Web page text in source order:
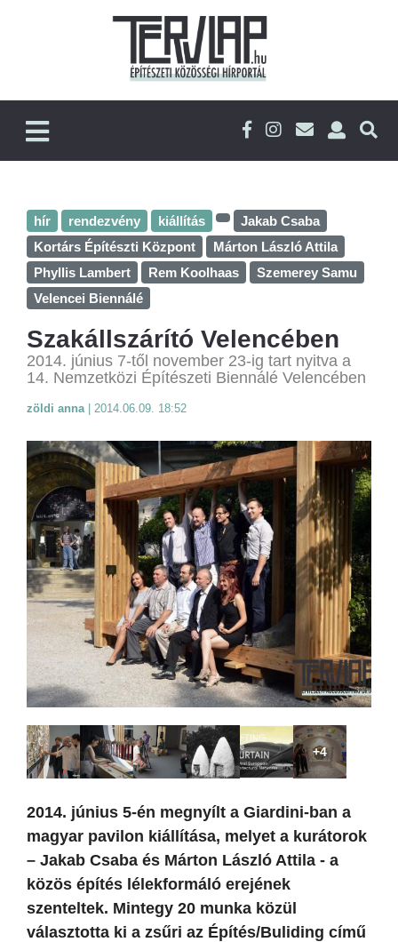
hír rendezvény kiállítás
Jakab Csaba
Kortárs Építészti Központ
Márton László Attila
Phyllis Lambert
Rem Koolhaas
Szemerey Samu
Velencei Biennálé
Szakállszárító Velencében
2014. június 7-től november 23-ig tart nyitva a
14. Nemzetközi Építészeti Biennálé Velencében
zöldi anna 2014.06.09. 18:52
+4
2014. június 5-én megnyílt a Giardini-ban a
magyar pavilon kiállítása, melyet a kurátorok
– Jakab Csaba és Márton László Attila - a
közös építés lélekformáló erejének
szenteltek. Mintegy 20 munka közül
választotta ki a zsűri az Építés/Buliding című